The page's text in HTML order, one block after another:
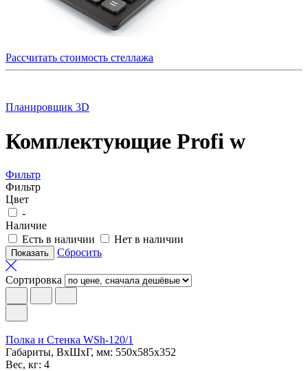
Рассчитать стоимость стеллажа
Планировщик 3D
Комплектующие Profi w
Фильтр
Фильтр
Цвет
-
Наличие
Есть в наличии
Нет в наличии
Сбросить
Сортировка
Полка и Стенка WSh-120/1
Габариты, ВxШxГ, мм: 550x585x352
Вес, кг: 4